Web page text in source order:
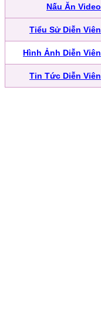
Nấu Ăn Video
Tiểu Sử Diễn Viên
Hình Ảnh Diễn Viên
Tin Tức Diễn Viên